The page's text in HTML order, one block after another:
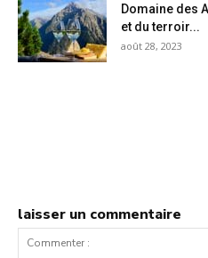
Domaine des
et du terroir...
août 28, 2023
laisser un commentaire